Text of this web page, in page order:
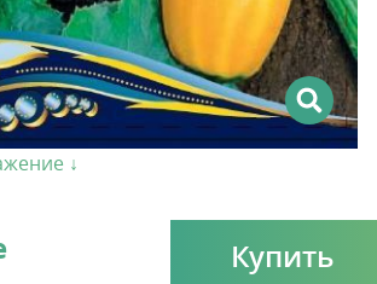
↓
Купить